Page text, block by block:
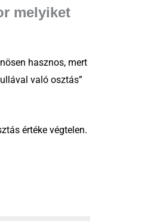
melyiket
hasznos, mert
való osztás”
értéke végtelen.